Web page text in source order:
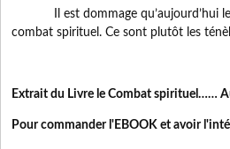
Il est dommage qu’aujourd’hui les
combat spirituel. Ce sont plutôt les
Extrait du Livre le Combat spirituel……
Pour commander l'EBOOK et avoir